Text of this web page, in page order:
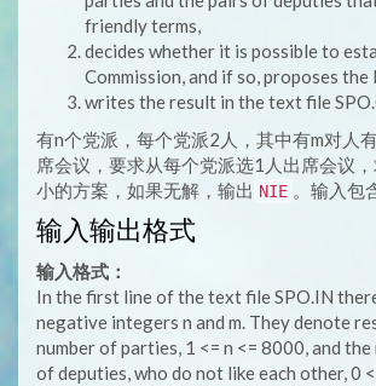
friendly terms,
decides whether it is possible to
Commission, and if so, proposes the
writes the result in the text file
有n个党派，每个党派2人，其中有m对人
席会议，要求从每个党派选1人出席会议
小的方案，如果无解，输出 NIE 。输入包
输入输出格式
输入格式：
In the first line of the text file SPO.IN
negative integers n and m. They denote
number of parties, 1 <= n <= 8000, and
of deputies, who do not like each other, 0